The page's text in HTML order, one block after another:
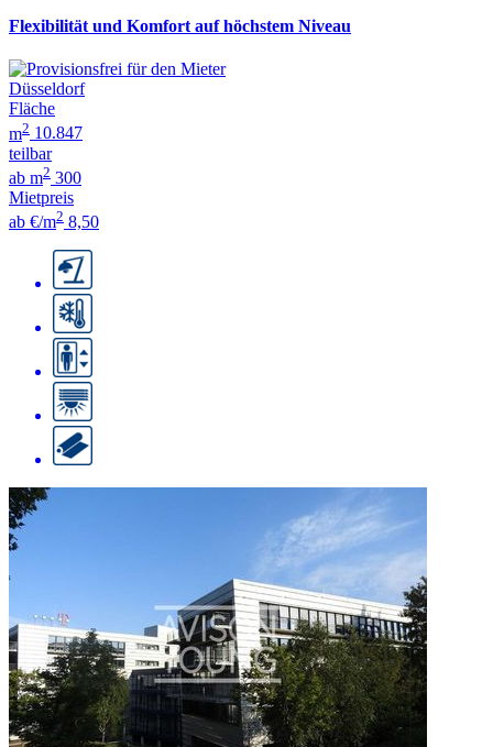
Flexibilität und Komfort auf höchstem Niveau
Düsseldorf
Fläche
m2 10.847
teilbar
ab m2 300
Mietpreis
ab €/m2 8,50